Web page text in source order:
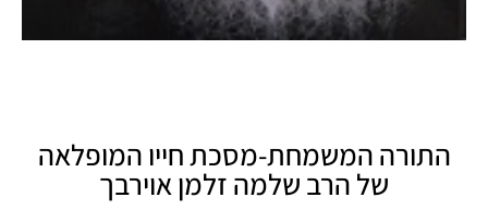
התורה המשמחת-מסכת חייו המופלאה
של הרב שלמה זלמן אוירבך